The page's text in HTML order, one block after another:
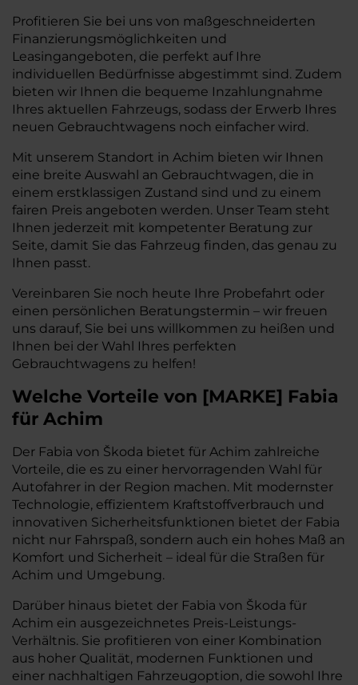
Profitieren Sie bei uns von maßgeschneiderten
Finanzierungsmöglichkeiten und
Leasingangeboten, die perfekt auf Ihre
individuellen Bedürfnisse abgestimmt sind. Zudem
bieten wir Ihnen die bequeme Inzahlungnahme
Ihres aktuellen Fahrzeugs, sodass der Erwerb Ihres
neuen Gebrauchtwagens noch einfacher wird.
Mit unserem Standort in Achim bieten wir Ihnen
eine breite Auswahl an Gebrauchtwagen, die in
einem erstklassigen Zustand sind und zu einem
fairen Preis angeboten werden. Unser Team steht
Ihnen jederzeit mit kompetenter Beratung zur
Seite, damit Sie das Fahrzeug finden, das genau zu
Ihnen passt.
Vereinbaren Sie noch heute Ihre Probefahrt oder
einen persönlichen Beratungstermin – wir freuen
uns darauf, Sie bei uns willkommen zu heißen und
Ihnen bei der Wahl Ihres perfekten
Gebrauchtwagens zu helfen!
Welche Vorteile von [MARKE] Fabia
für Achim
Der Fabia von Škoda bietet für Achim zahlreiche
Vorteile, die es zu einer hervorragenden Wahl für
Autofahrer in der Region machen. Mit modernster
Technologie, effizientem Kraftstoffverbrauch und
innovativen Sicherheitsfunktionen bietet der Fabia
nicht nur Fahrspaß, sondern auch ein hohes Maß an
Komfort und Sicherheit – ideal für die Straßen für
Achim und Umgebung.
Darüber hinaus bietet der Fabia von Škoda für
Achim ein ausgezeichnetes Preis-Leistungs-
Verhältnis. Sie profitieren von einer Kombination
aus hoher Qualität, modernen Funktionen und
einer nachhaltigen Fahrzeugoption, die sowohl Ihre